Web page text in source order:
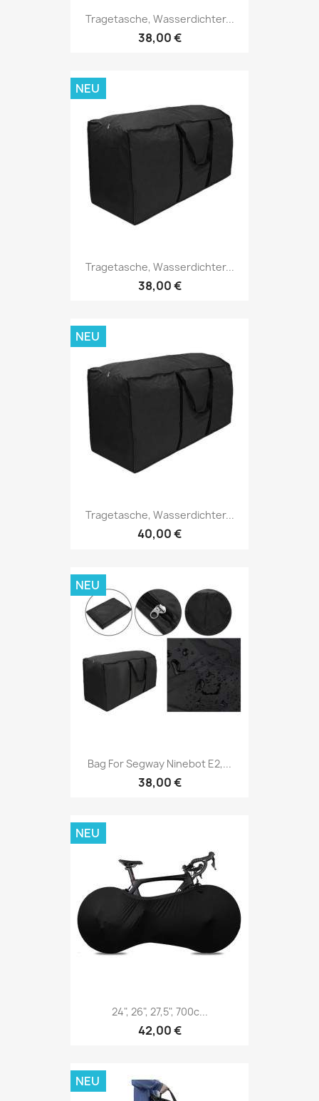
Tragetasche, Wasserdichter...
38,00 €
Tragetasche, Wasserdichter...
38,00 €
NEU
Tragetasche, Wasserdichter...
40,00 €
NEU
Bag For Segway Ninebot E2,...
38,00 €
NEU
24", 26", 27,5", 700c...
42,00 €
NEU
NEU